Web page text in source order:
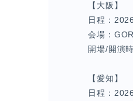
【大阪】
日程：
会場：
開場/開演
【愛知】
日程：